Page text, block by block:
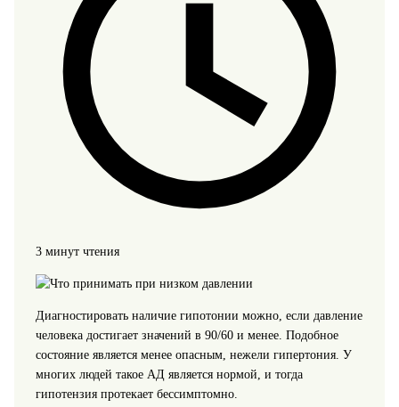
3 минут чтения
Диагностировать наличие гипотонии можно, если давление
человека достигает значений в 90/60 и менее. Подобное
состояние является менее опасным, нежели гипертония. У
многих людей такое АД является нормой, и тогда
гипотензия протекает бессимптомно.